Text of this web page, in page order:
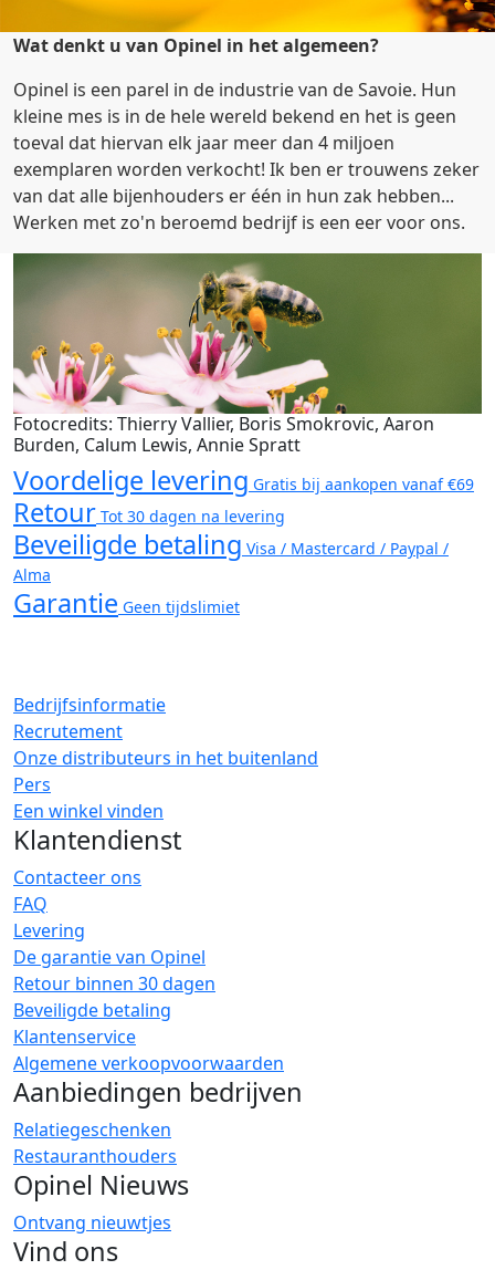
Wat denkt u van Opinel in het algemeen?
Opinel is een parel in de industrie van de Savoie. Hun
kleine mes is in de hele wereld bekend en het is geen
toeval dat hiervan elk jaar meer dan 4 miljoen
exemplaren worden verkocht! Ik ben er trouwens zeker
van dat alle bijenhouders er één in hun zak hebben...
Werken met zo'n beroemd bedrijf is een eer voor ons.
Fotocredits: Thierry Vallier, Boris Smokrovic, Aaron
Burden, Calum Lewis, Annie Spratt
Voordelige levering Gratis bij aankopen vanaf €69
Retour Tot 30 dagen na levering
Beveiligde betaling Visa / Mastercard / Paypal /
Alma
Garantie Geen tijdslimiet
Bedrijfsinformatie
Recrutement
Onze distributeurs in het buitenland
Pers
Een winkel vinden
Klantendienst
Contacteer ons
FAQ
Levering
De garantie van Opinel
Retour binnen 30 dagen
Beveiligde betaling
Klantenservice
Algemene verkoopvoorwaarden
Aanbiedingen bedrijven
Relatiegeschenken
Restauranthouders
Opinel Nieuws
Ontvang nieuwtjes
Vind ons